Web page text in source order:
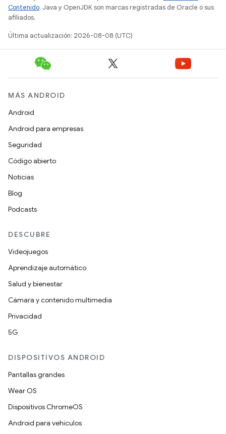
Contenido. Java y OpenJDK son marcas registradas de Oracle o sus
afiliados.
Última actualización: 2026-08-08 (UTC)
MÁS ANDROID
Android
Android para empresas
Seguridad
Código abierto
Noticias
Blog
Podcasts
DESCUBRE
Videojuegos
Aprendizaje automático
Salud y bienestar
Cámara y contenido multimedia
Privacidad
5G
DISPOSITIVOS ANDROID
Pantallas grandes
Wear OS
Dispositivos ChromeOS
Android para vehículos